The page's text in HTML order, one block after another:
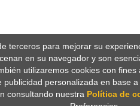
terceros para mejorar su
en su navegador y son
utilizaremos cookies con
publicidad personalizada en base
consultando nuestra Política de